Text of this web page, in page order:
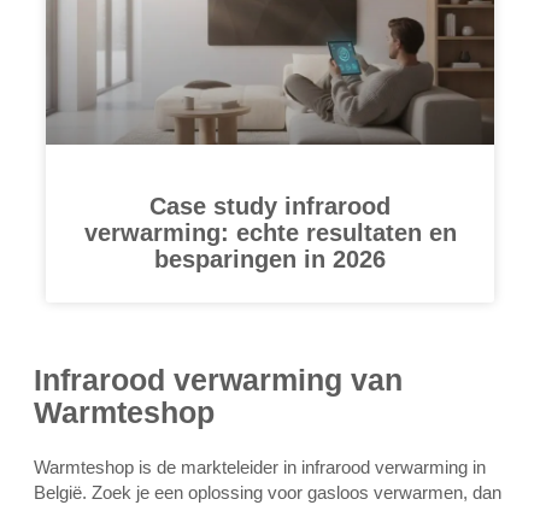
Case study infrarood
verwarming: echte resultaten en
besparingen in 2026
Infrarood verwarming van
Warmteshop
Warmteshop is de markteleider in infrarood verwarming in
België. Zoek je een oplossing voor gasloos verwarmen, dan